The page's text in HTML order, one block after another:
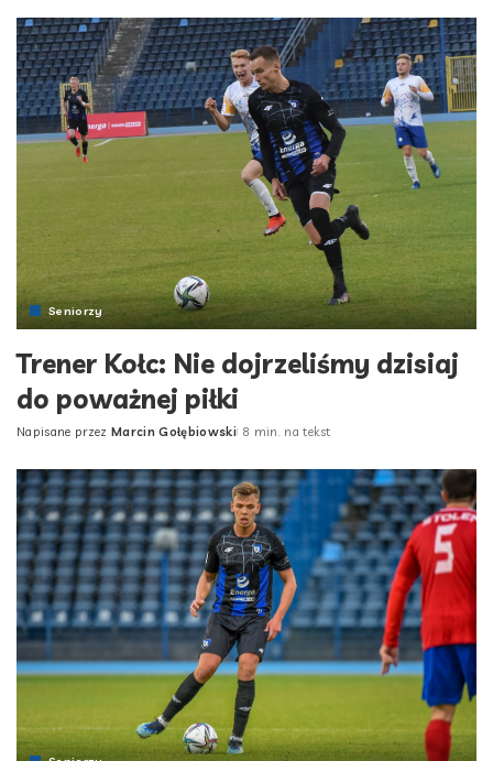
Seniorzy
Trener Kołc: Nie dojrzeliśmy dzisiaj
do poważnej piłki
Posted
Napisane przez Marcin Gołębiowski 8 min. na tekst